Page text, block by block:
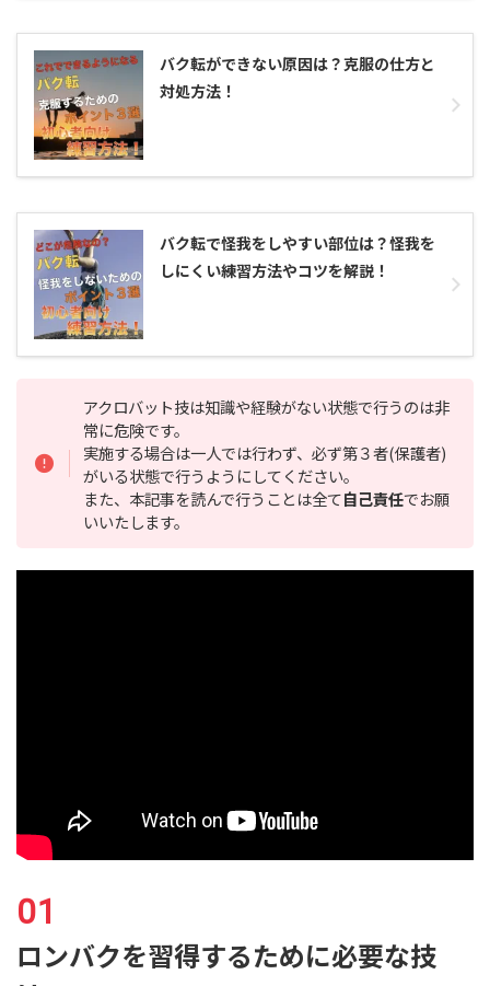
バク転ができない原因は？克服の仕方と
対処方法！
バク転で怪我をしやすい部位は？怪我を
しにくい練習方法やコツを解説！
アクロバット技は知識や経験がない状態で行うのは非
常に危険です。
実施する場合は一人では行わず、必ず第３者(保護者)
がいる状態で行うようにしてください。
また、本記事を読んで行うことは全て自己責任でお願
いいたします。
ロンバクを習得するために必要な技